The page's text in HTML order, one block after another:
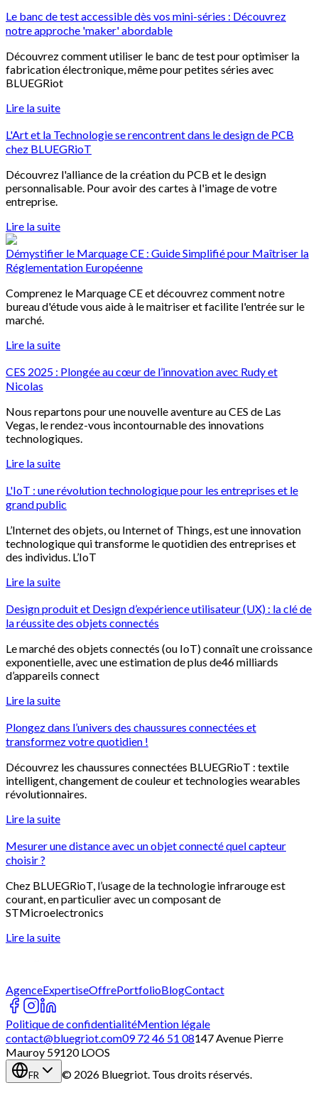
Le banc de test accessible dès vos mini-séries : Découvrez
notre approche 'maker' abordable
Découvrez comment utiliser le banc de test pour optimiser la
fabrication électronique, même pour petites séries avec
BLUEGRiot
Lire la suite
L'Art et la Technologie se rencontrent dans le design de PCB
chez BLUEGRioT
Découvrez l'alliance de la création du PCB et le design
personnalisable. Pour avoir des cartes à l'image de votre
entreprise.
Lire la suite
Démystifier le Marquage CE : Guide Simplifié pour Maîtriser la
Réglementation Européenne
Comprenez le Marquage CE et découvrez comment notre
bureau d'étude vous aide à le maitriser et facilite l'entrée sur le
marché.
Lire la suite
CES 2025 : Plongée au cœur de l’innovation avec Rudy et
Nicolas
Nous repartons pour une nouvelle aventure au CES de Las
Vegas, le rendez-vous incontournable des innovations
technologiques.
Lire la suite
L'IoT : une révolution technologique pour les entreprises et le
grand public
L’Internet des objets, ou Internet of Things, est une innovation
technologique qui transforme le quotidien des entreprises et
des individus. L’IoT
Lire la suite
Design produit et Design d’expérience utilisateur (UX) : la clé de
la réussite des objets connectés​
Le marché des objets connectés (ou IoT) connaît une croissance
exponentielle, avec une estimation de plus de46 milliards
d’appareils connect
Lire la suite
Plongez dans l’univers des chaussures connectées et
transformez votre quotidien !
Découvrez les chaussures connectées BLUEGRioT : textile
intelligent, changement de couleur et technologies wearables
révolutionnaires.
Lire la suite
Mesurer une distance avec un objet connecté quel capteur
choisir ?
Chez BLUEGRioT, l’usage de la technologie infrarouge est
courant, en particulier avec un composant de
STMicroelectronics
Lire la suite
AgenceExpertiseOffrePortfolioBlogContact
Politique de confidentialitéMention légale
contact@bluegriot.com09 72 46 51 08147 Avenue Pierre
Mauroy 59120 LOOS
FR © 2026 Bluegriot. Tous droits réservés.